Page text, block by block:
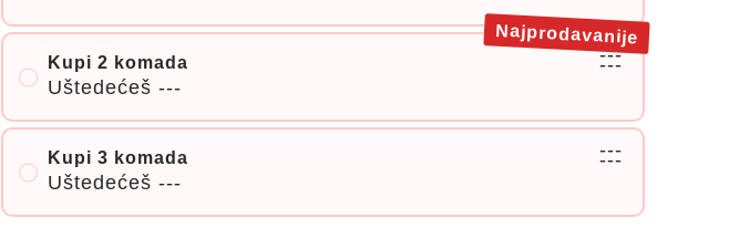
Kupi 2 komada
Uštedećeš ---
---
---
Najprodavanije
Kupi 3 komada
Uštedećeš ---
---
---